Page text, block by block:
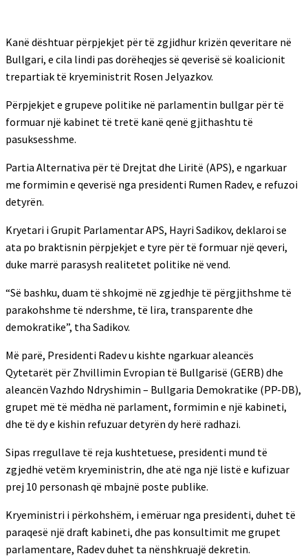
Kanë dështuar përpjekjet për të zgjidhur krizën qeveritare në
Bullgari, e cila lindi pas dorëheqjes së qeverisë së koalicionit
trepartiak të kryeministrit Rosen Jelyazkov.
Përpjekjet e grupeve politike në parlamentin bullgar për të
formuar një kabinet të tretë kanë qenë gjithashtu të
pasuksesshme.
Partia Alternativa për të Drejtat dhe Liritë (APS), e ngarkuar
me formimin e qeverisë nga presidenti Rumen Radev, e refuzoi
detyrën.
Kryetari i Grupit Parlamentar APS, Hayri Sadikov, deklaroi se
ata po braktisnin përpjekjet e tyre për të formuar një qeveri,
duke marrë parasysh realitetet politike në vend.
“Së bashku, duam të shkojmë në zgjedhje të përgjithshme të
parakohshme të ndershme, të lira, transparente dhe
demokratike”, tha Sadikov.
Më parë, Presidenti Radev u kishte ngarkuar aleancës
Qytetarët për Zhvillimin Evropian të Bullgarisë (GERB) dhe
aleancën Vazhdo Ndryshimin – Bullgaria Demokratike (PP-DB),
grupet më të mëdha në parlament, formimin e një kabineti,
dhe të dy e kishin refuzuar detyrën dy herë radhazi.
Sipas rregullave të reja kushtetuese, presidenti mund të
zgjedhë vetëm kryeministrin, dhe atë nga një listë e kufizuar
prej 10 personash që mbajnë poste publike.
Kryeministri i përkohshëm, i emëruar nga presidenti, duhet të
paraqesë një draft kabineti, dhe pas konsultimit me grupet
parlamentare, Radev duhet ta nënshkruajë dekretin.